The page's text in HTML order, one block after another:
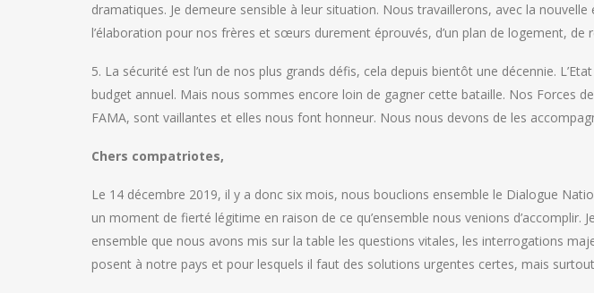
dramatiques. Je demeure sensible à leur situation. Nous travaillerons, avec la
l’élaboration pour nos frères et sœurs durement éprouvés, d’un plan de logement, de
5. La sécurité est l’un de nos plus grands défis, cela depuis bientôt une décennie.
budget annuel. Mais nous sommes encore loin de gagner cette bataille. Nos Forces
FAMA, sont vaillantes et elles nous font honneur. Nous nous devons de les
Chers compatriotes,
Le 14 décembre 2019, il y a donc six mois, nous bouclions ensemble le Dialogue
un moment de fierté légitime en raison de ce qu’ensemble nous venions d’accomplir.
ensemble que nous avons mis sur la table les questions vitales, les interrogations
posent à notre pays et pour lesquels il faut des solutions urgentes certes, mais